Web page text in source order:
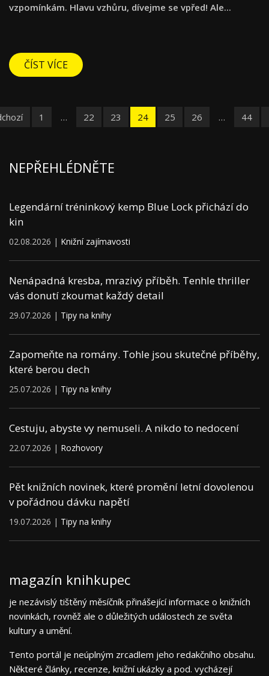
vzpomínkám. Hlavu vzhůru, dívejme se vpřed! Ale...
ČÍST VÍCE
1 … 22 23 24 25 26 … 44
NEPŘEHLÉDNĚTE
Legendární tréninkový kemp Blue Lock přichází do
kin
02.08.2026 | Knižní zajímavosti
Nenápadná kresba, mrazivý příběh. Tenhle thriller
vás donutí zkoumat každý detail
29.07.2026 | Tipy na knihy
Zapomeňte na romány. Tohle jsou skutečné příběhy,
které berou dech
25.07.2026 | Tipy na knihy
Cestuju, abyste vy nemuseli. A nikdo to nedocení
22.07.2026 | Rozhovory
Pět knižních novinek, které promění letní dovolenou
v pořádnou dávku napětí
19.07.2026 | Tipy na knihy
magazín knihkupec
je nezávislý tištěný měsíčník přinášející informace o knižních
novinkách, rovněž ale o důležitých událostech ze světa
kultury a umění.
Tento portál je neúplným zrcadlem jeho redakčního obsahu.
Některé články, recenze, knižní ukázky a pod. vycházejí